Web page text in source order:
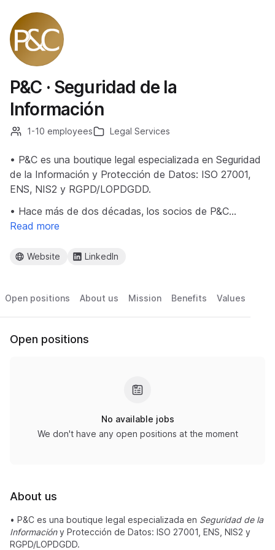
P&C · Seguridad de la
Información
1-10 employees Legal Services
• P&C es una boutique legal especializada en Seguridad
de la Información y Protección de Datos: ISO 27001,
ENS, NIS2 y RGPD/LOPDGDD.
• Hace más de dos décadas, los socios de P&C…
Read more
Website LinkedIn
Open positions About us Mission Benefits Values
Open positions
No available jobs
We don't have any open positions at the moment
About us
• P&C es una boutique legal especializada en Seguridad de la
Informacióny Protección de Datos: ISO 27001, ENS, NIS2 y
RGPD/LOPDGDD.